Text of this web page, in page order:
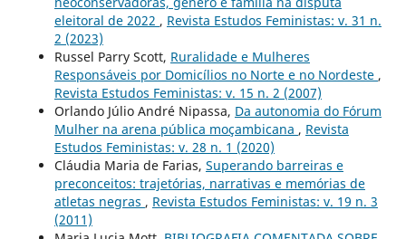
eleitoral de 2022 , Revista Estudos Feministas: v. 31 n.
2 (2023)
Russel Parry Scott, Ruralidade e Mulheres
Responsáveis por Domicílios no Norte e no Nordeste ,
Revista Estudos Feministas: v. 15 n. 2 (2007)
Orlando Júlio André Nipassa, Da autonomia do Fórum
Mulher na arena pública moçambicana , Revista
Estudos Feministas: v. 28 n. 1 (2020)
Cláudia Maria de Farias, Superando barreiras e
preconceitos: trajetórias, narrativas e memórias de
atletas negras , Revista Estudos Feministas: v. 19 n. 3
(2011)